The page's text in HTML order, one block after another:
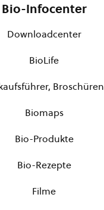
Bio-Infocenter
Downloadcenter
BioLife
Broschüren
Biomaps
Bio-Produkte
Bio-Rezepte
Filme